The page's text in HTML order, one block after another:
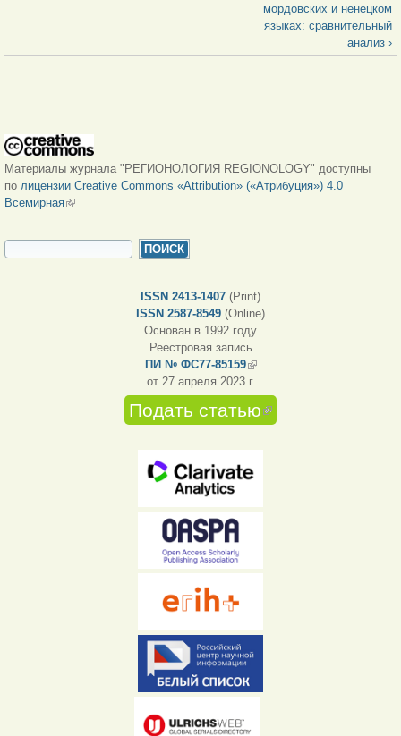
мордовских и ненецком
языках: сравнительный
анализ ›
Материалы журнала "РЕГИОНОЛОГИЯ REGIONOLOGY" доступны
по лицензии Creative Commons «Attribution» («Атрибуция») 4.0
Всемирная(внешняя ссылка)
ФОРМА ПОИСКА
ISSN 2413-1407 (Print)
ISSN 2587-8549 (Online)
Основан в 1992 году
Реестровая запись
ПИ № ФС77-85159(внешняя ссылка)
от 27 апреля 2023 г.
Подать статью